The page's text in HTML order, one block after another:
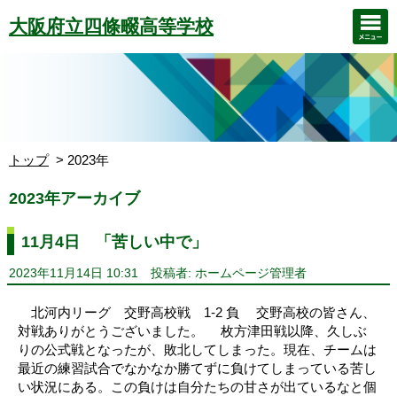
大阪府立四條畷高等学校
トップ 2023年
2023年アーカイブ
11月4日 「苦しい中で」
2023年11月14日 10:31 投稿者: ホームページ管理者
北河内リーグ 交野高校戦 1-2 負 交野高校の皆さん、
対戦ありがとうございました。 枚方津田戦以降、久しぶ
りの公式戦となったが、敗北してしまった。現在、チームは
最近の練習試合でなかなか勝てずに負けてしまっている苦し
い状況にある。この負けは自分たちの甘さが出ているなと個